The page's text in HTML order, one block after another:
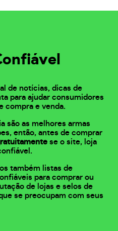
de notícias, dicas de
para ajudar consumidores
compra e venda.
são as melhores armas
então, antes de comprar
se o site, loja
também listas de
para comprar ou
de lojas e selos de
se preocupam com seus